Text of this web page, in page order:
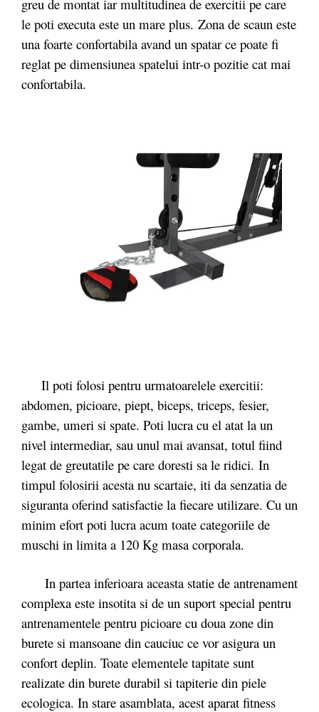
greu de montat iar multitudinea de exercitii pe care
le poti executa este un mare plus. Zona de scaun este
una foarte confortabila avand un spatar ce poate fi
reglat pe dimensiunea spatelui intr-o pozitie cat mai
confortabila.
Il poti folosi pentru urmatoarelele exercitii:
abdomen, picioare, piept, biceps, triceps, fesier,
gambe, umeri si spate. Poti lucra cu el atat la un
nivel intermediar, sau unul mai avansat, totul fiind
legat de greutatile pe care doresti sa le ridici. In
timpul folosirii acesta nu scartaie, iti da senzatia de
siguranta oferind satisfactie la fiecare utilizare. Cu un
minim efort poti lucra acum toate categoriile de
muschi in limita a 120 Kg masa corporala.
In partea inferioara aceasta statie de antrenament
complexa este insotita si de un suport special pentru
antrenamentele pentru picioare cu doua zone din
burete si mansoane din cauciuc ce vor asigura un
confort deplin. Toate elementele tapitate sunt
realizate din burete durabil si tapiterie din piele
ecologica. In stare asamblata, acest aparat fitness